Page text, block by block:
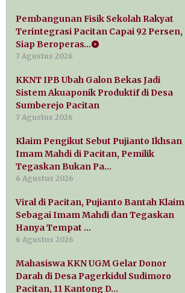
Pembangunan Fisik Sekolah Rakyat
Terintegrasi Pacitan Capai 92 Persen,
Siap Beroperas…
7 Agustus 2026
KKNT IPB Ubah Galon Bekas Jadi
Sistem Akuaponik Produktif di Desa
Sumberejo Pacitan
7 Agustus 2026
Klaim Pengikut Sebut Pujianto Ikhsan
Imam Mahdi di Pacitan, Pemilik
Tegaskan Bukan Pa…
6 Agustus 2026
Viral di Pacitan, Pujianto Bantah Klaim
Sebagai Imam Mahdi dan Tegaskan
Hanya Tempat …
6 Agustus 2026
Mahasiswa KKN UGM Gelar Donor
Darah di Desa Pagerkidul Sudimoro
Pacitan, 11 Kantong D…